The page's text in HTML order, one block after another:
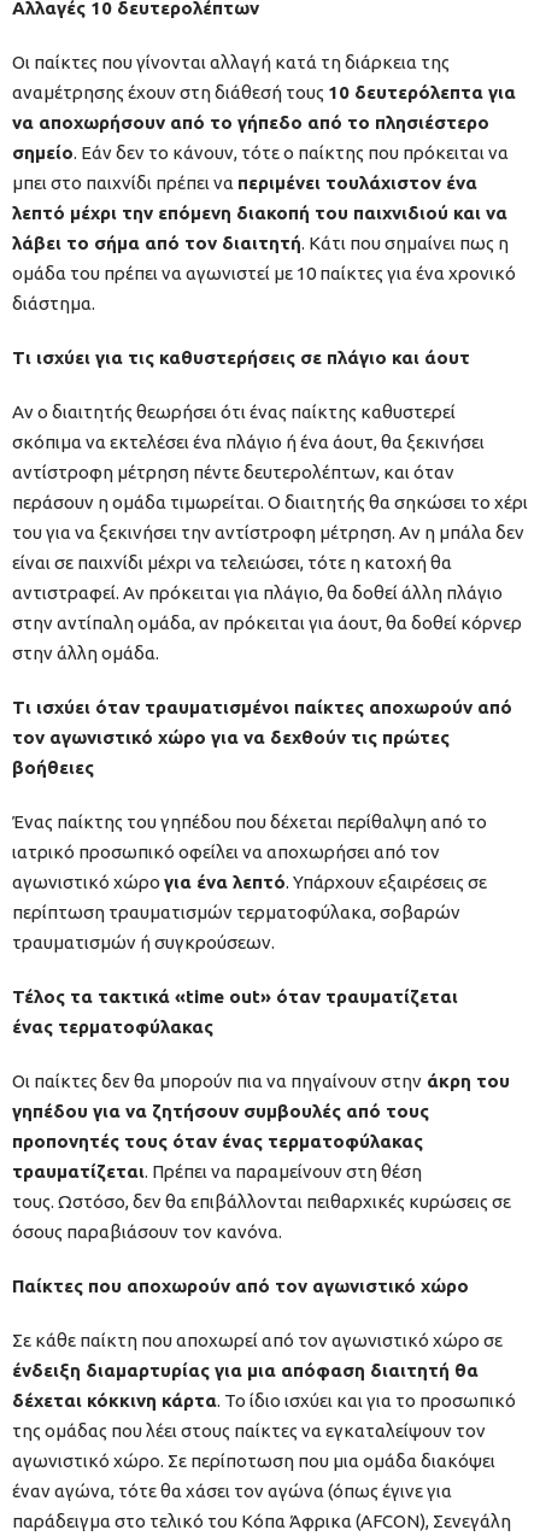
Αλλαγές 10 δευτερολέπτων
Οι παίκτες που γίνονται αλλαγή κατά τη διάρκεια της
αναμέτρησης έχουν στη διάθεσή τους 10 δευτερόλεπτα για
να αποχωρήσουν από το γήπεδο από το πλησιέστερο
σημείο. Εάν δεν το κάνουν, τότε ο παίκτης που πρόκειται να
μπει στο παιχνίδι πρέπει να περιμένει τουλάχιστον ένα
λεπτό μέχρι την επόμενη διακοπή του παιχνιδιού και να
λάβει το σήμα από τον διαιτητή. Κάτι που σημαίνει πως η
ομάδα του πρέπει να αγωνιστεί με 10 παίκτες για ένα χρονικό
διάστημα.
Τι ισχύει για τις καθυστερήσεις σε πλάγιο και άουτ
Αν ο διαιτητής θεωρήσει ότι ένας παίκτης καθυστερεί
σκόπιμα να εκτελέσει ένα πλάγιο ή ένα άουτ, θα ξεκινήσει
αντίστροφη μέτρηση πέντε δευτερολέπτων, και όταν
περάσουν η ομάδα τιμωρείται. Ο διαιτητής θα σηκώσει το χέρι
του για να ξεκινήσει την αντίστροφη μέτρηση. Αν η μπάλα δεν
είναι σε παιχνίδι μέχρι να τελειώσει, τότε η κατοχή θα
αντιστραφεί. Αν πρόκειται για πλάγιο, θα δοθεί άλλη πλάγιο
στην αντίπαλη ομάδα, αν πρόκειται για άουτ, θα δοθεί κόρνερ
στην άλλη ομάδα.
Τι ισχύει όταν τραυματισμένοι παίκτες αποχωρούν από
τον αγωνιστικό χώρο για να δεχθούν τις πρώτες
βοήθειες
Ένας παίκτης του γηπέδου που δέχεται περίθαλψη από το
ιατρικό προσωπικό οφείλει να αποχωρήσει από τον
αγωνιστικό χώρο για ένα λεπτό. Υπάρχουν εξαιρέσεις σε
περίπτωση τραυματισμών τερματοφύλακα, σοβαρών
τραυματισμών ή συγκρούσεων.
Τέλος τα τακτικά «time out» όταν τραυματίζεται
ένας τερματοφύλακας
Οι παίκτες δεν θα μπορούν πια να πηγαίνουν στην άκρη του
γηπέδου για να ζητήσουν συμβουλές από τους
προπονητές τους όταν ένας τερματοφύλακας
τραυματίζεται. Πρέπει να παραμείνουν στη θέση
τους. Ωστόσο, δεν θα επιβάλλονται πειθαρχικές κυρώσεις σε
όσους παραβιάσουν τον κανόνα.
Παίκτες που αποχωρούν από τον αγωνιστικό χώρο
Σε κάθε παίκτη που αποχωρεί από τον αγωνιστικό χώρο σε
ένδειξη διαμαρτυρίας για μια απόφαση διαιτητή θα
δέχεται κόκκινη κάρτα. Το ίδιο ισχύει και για το προσωπικό
της ομάδας που λέει στους παίκτες να εγκαταλείψουν τον
αγωνιστικό χώρο. Σε περίποτωση που μια ομάδα διακόψει
έναν αγώνα, τότε θα χάσει τον αγώνα (όπως έγινε για
παράδειγμα στο τελικό του Κόπα Άφρικα (AFCON), Σενεγάλη